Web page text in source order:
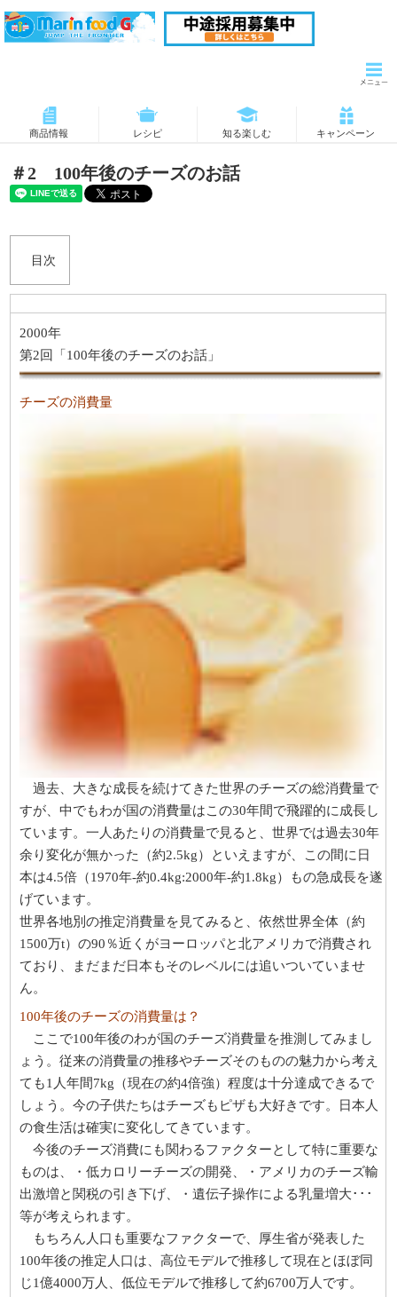
商品情報 レシピ 知る楽しむ キャンペーン
＃2 100年後のチーズのお話
2000年
第2回「100年後のチーズのお話」
チーズの消費量
過去、大きな成長を続けてきた世界のチーズの総消費量で
すが、中でもわが国の消費量はこの30年間で飛躍的に成長し
ています。一人あたりの消費量で見ると、世界では過去30年
余り変化が無かった（約2.5kg）といえますが、この間に日
本は4.5倍（1970年-約0.4kg:2000年-約1.8kg）もの急成長を遂
げています。
世界各地別の推定消費量を見てみると、依然世界全体（約
1500万t）の90％近くがヨーロッパと北アメリカで消費され
ており、まだまだ日本もそのレベルには追いついていませ
ん。
100年後のチーズの消費量は？
ここで100年後のわが国のチーズ消費量を推測してみまし
ょう。従来の消費量の推移やチーズそのものの魅力から考え
ても1人年間7kg（現在の約4倍強）程度は十分達成できるで
しょう。今の子供たちはチーズもピザも大好きです。日本人
の食生活は確実に変化してきています。
今後のチーズ消費にも関わるファクターとして特に重要な
ものは、・低カロリーチーズの開発、・アメリカのチーズ輸
出激増と関税の引き下げ、・遺伝子操作による乳量増大･･･
等が考えられます。
もちろん人口も重要なファクターで、厚生省が発表した
100年後の推定人口は、高位モデルで推移して現在とほぼ同
じ1億4000万人、低位モデルで推移して約6700万人です。